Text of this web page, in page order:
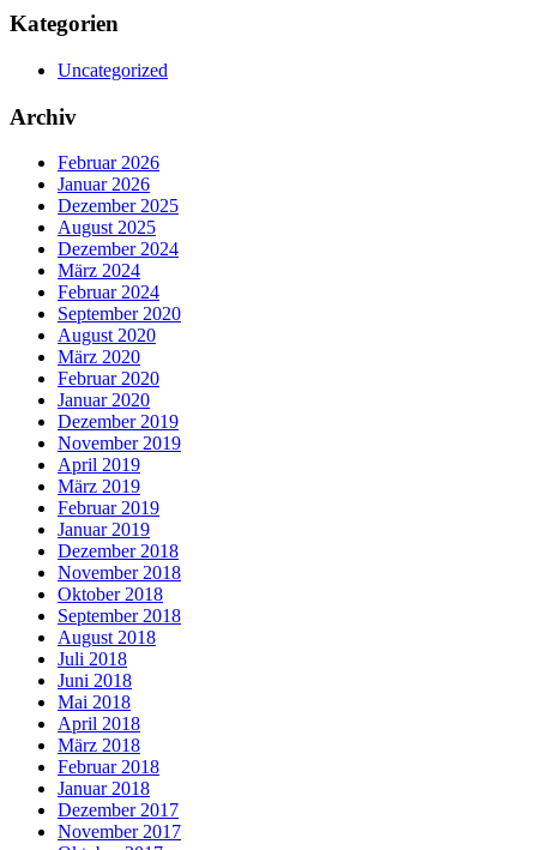
Kategorien
Uncategorized
Archiv
Februar 2026
Januar 2026
Dezember 2025
August 2025
Dezember 2024
März 2024
Februar 2024
September 2020
August 2020
März 2020
Februar 2020
Januar 2020
Dezember 2019
November 2019
April 2019
März 2019
Februar 2019
Januar 2019
Dezember 2018
November 2018
Oktober 2018
September 2018
August 2018
Juli 2018
Juni 2018
Mai 2018
April 2018
März 2018
Februar 2018
Januar 2018
Dezember 2017
November 2017